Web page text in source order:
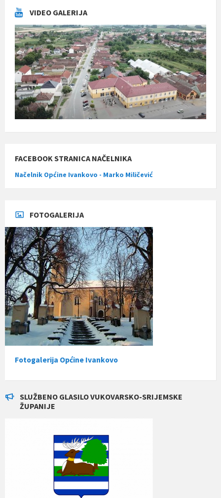
VIDEO GALERIJA
FACEBOOK STRANICA NAČELNIKA
Načelnik Općine Ivankovo - Marko Miličević
FOTOGALERIJA
Fotogalerija Općine Ivankovo
SLUŽBENO GLASILO VUKOVARSKO-SRIJEMSKE
ŽUPANIJE